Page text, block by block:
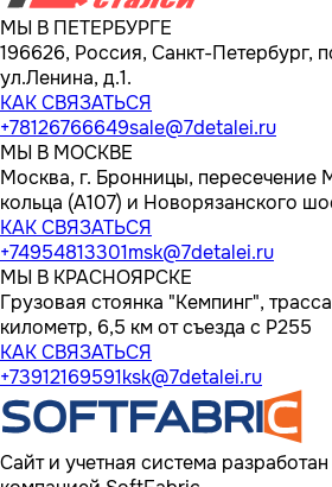
МЫ В ПЕТЕРБУРГЕ
196626, Россия, Санкт-Петербург,
ул.Ленина, д.1.
КАК СВЯЗАТЬСЯ
+78126766649sale@7detalei.ru
МЫ В МОСКВЕ
Москва, г. Бронницы, пересечение
кольца (А107) и Новорязанского
КАК СВЯЗАТЬСЯ
+74954813301msk@7detalei.ru
МЫ В КРАСНОЯРСКЕ
Грузовая стоянка "Кемпинг",
километр, 6,5 км от съезда с Р255
КАК СВЯЗАТЬСЯ
+73912169591ksk@7detalei.ru
Сайт и учетная система